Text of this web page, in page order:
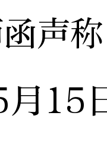
称
15